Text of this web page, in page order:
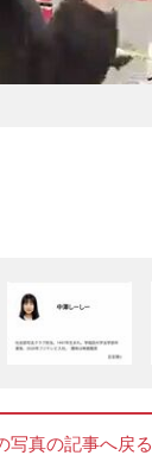
写真の記事へ戻る